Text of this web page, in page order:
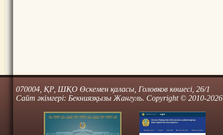
070004, ҚР, ШҚО Өскемен қаласы, Головков көшесі, 26/1
Сайт әкімгері: Бекниязқызы Жангуль. Copyright © 2010-2026